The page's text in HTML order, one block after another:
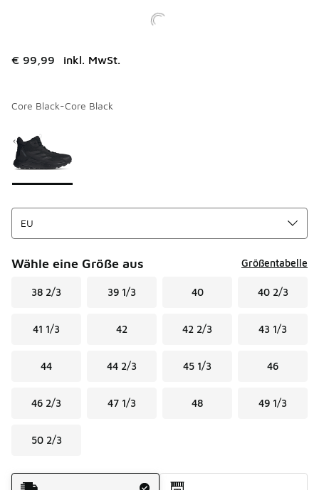
€ 99,99 inkl. MwSt.
Core Black-Core Black
Wähle eine Größe aus Größentabelle
38 2/3 39 1/3 40 40 2/3
41 1/3 42 42 2/3 43 1/3
44 44 2/3 45 1/3 46
46 2/3 47 1/3 48 49 1/3
50 2/3
Versandart